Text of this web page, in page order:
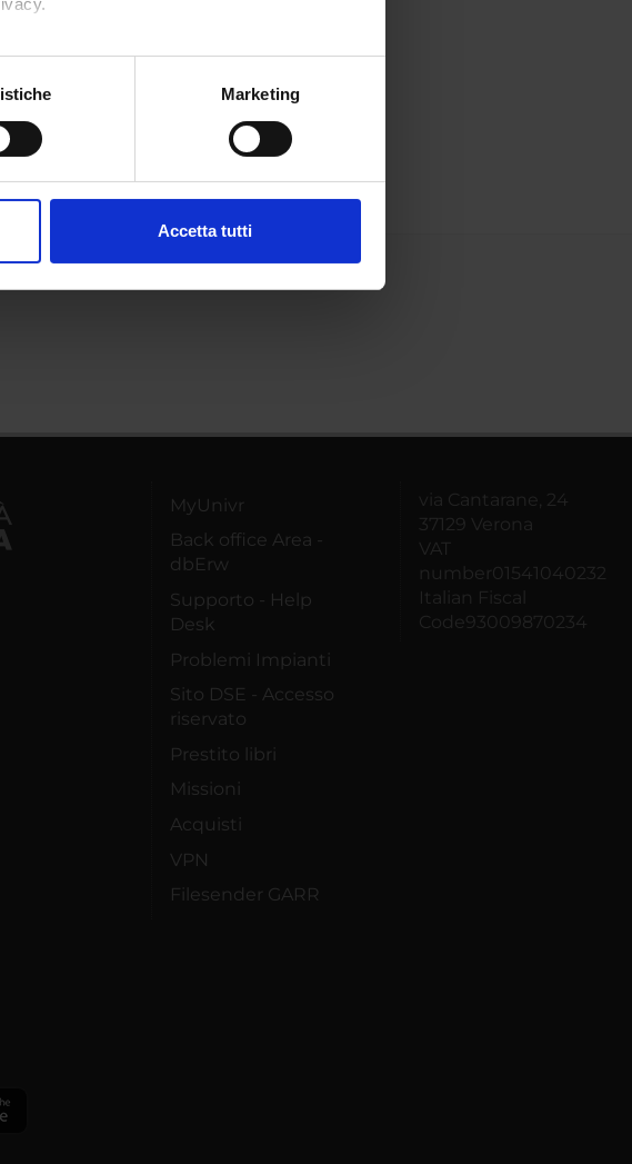
di qualche metro,
sui cookie.
Marketing
Accetta tutti
MyUnivr
Back office Area -
dbErw
Supporto - Help
Desk
Problemi Impianti
Sito DSE - Accesso
riservato
Prestito libri
Missioni
Acquisti
VPN
Filesender GARR
via Cantarane, 24
37129 Verona
VAT
number01541040232
Italian Fiscal
Code93009870234